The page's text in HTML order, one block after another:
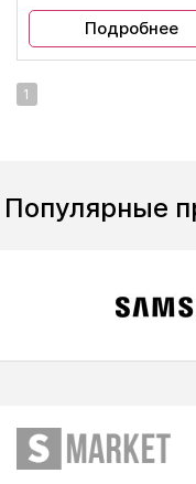
Подробнее
1
Популярные